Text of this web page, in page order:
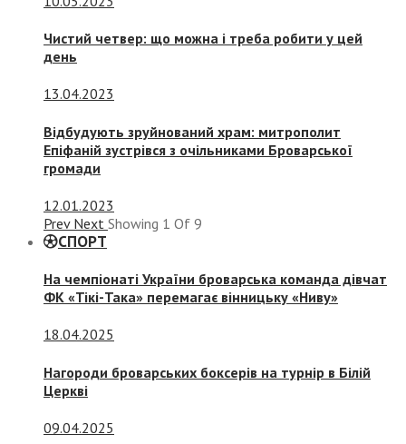
Чистий четвер: що можна і треба робити у цей
день
13.04.2023
Відбудують зруйнований храм: митрополит
Епіфаній зустрівся з очільниками Броварської
громади
12.01.2023
Prev Next Showing 1 Of 9
СПОРТ
На чемпіонаті України броварська команда дівчат
ФК «Тікі-Така» перемагає вінницьку «Ниву»
18.04.2025
Нагороди броварських боксерів на турнір в Білій
Церкві
09.04.2025